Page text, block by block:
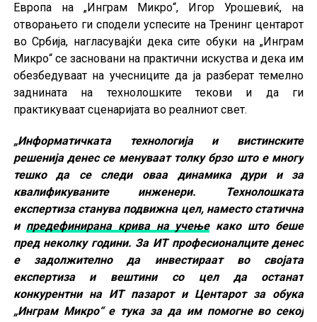
Европа на „Инграм Микро“, Игор Урошевиќ, на
отворањето ги сподели успесите на Тренинг центарот
во Србија, нагласувајќи дека сите обуки на „Инграм
Микро“ се засновани на практични искуства и дека им
обезбедуваат на учесниците да ја разберат темелно
заднината на технолошките текови и да ги
практикуваат сценаријата во реалниот свет.
„Информатичката технологија и вистинските
решенија денес се менуваат толку брзо што е многу
тешко да се следи оваа динамика дури и за
квалификуваните инженери. Технолошката
експертиза станува подвижна цел, наместо статична
и предефинирана крива на учењекако што беше
пред неколку години. За ИТ професионалците денес
е задолжително да инвестираат во својата
експертиза и вештини со цел да останат
конкурентни на ИТ пазарот и Центарот за обука
„Инграм Микро“ е тука за да им помогне во секој